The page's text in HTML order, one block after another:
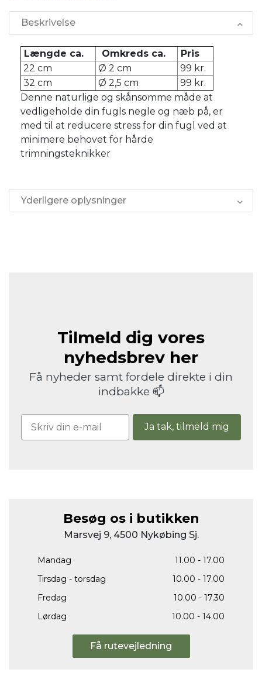
Beskrivelse
Længde ca. Omkreds ca.
Pris
22 cm
Ø 2 cm
99 kr.
32 cm
Ø 2,5 cm
99 kr.
Denne naturlige og skånsomme måde at
vedligeholde din fugls negle og næb på, er
med til at reducere stress for din fugl ved at
minimere behovet for hårde
trimningsteknikker
Yderligere oplysninger
Tilmeld dig vores
nyhedsbrev her
Få nyheder samt fordele direkte i din
indbakke 📫
Ja tak, tilmeld mig
Besøg os i butikken
Marsvej 9, 4500 Nykøbing Sj.
Mandag
11.00 - 17.00
Tirsdag - torsdag
10.00 - 17.00
Fredag
10.00 - 17.30
Lørdag
10.00 - 14.00
Få rutevejledning